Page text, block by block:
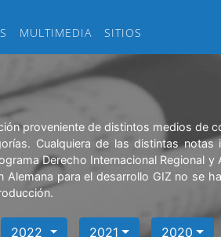
MULTIMEDIA SITIOS
proveniente de distintos medios de
Cualquiera de las distintas notas
Derecho Internacional Regional y
para el desarrollo GIZ no se
2022 2021 2020